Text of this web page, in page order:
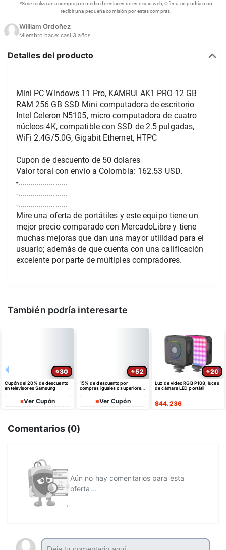
*Si se realiza una compra por medio de enlaces de este sitio web, Ofertu.co podría o no
recibir una pequeña comisión por estas compras.
William Ordoñez
Miembro hace: casi 3 años
Detalles del producto
Mini PC Windows 11 Pro, KAMRUI AK1 PRO 12 GB
RAM 256 GB SSD Mini computadora de escritorio
Intel Celeron N5105, micro computadora de cuatro
núcleos 4K, compatible con SSD de 2.5 pulgadas,
WiFi 2.4G/5.0G, Gigabit Ethernet, HTPC
Cupon de descuento de 50 dolares
Valor toral con envío a Colombia: 162.53 USD.
-........................
-........................
-........................
Mire una oferta de portátiles y este equipo tiene un
mejor precio comparado con MercadoLibre y tiene
muchas mejoras que dan una mayor utilidad para el
usuario; además de que cuenta con una calificación
excelente por parte de múltiples compradores.
También podría interesarte
30
Cupón del 20% de descuento
en televisores Samsung
Ver Cupón
52
15% de descuento por
compras iguales o superiores
de dto
Ver Cupón
20
Luz de video RGB P108, luces
de cámara LED portátil
$44.236
Comentarios (0)
Aún no hay comentarios para esta
oferta...